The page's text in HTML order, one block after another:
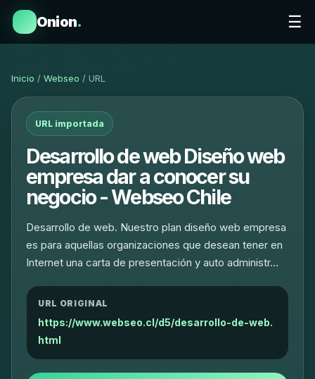
Onion. ☰
Inicio / Webseo / URL
URL importada
Desarrollo de web Diseño web
empresa dar a conocer su
negocio - Webseo Chile
Desarrollo de web. Nuestro plan diseño web empresa
es para aquellas organizaciones que desean tener en
Internet una carta de presentación y auto administr…
URL ORIGINAL
https://www.webseo.cl/d5/desarrollo-de-web.
html